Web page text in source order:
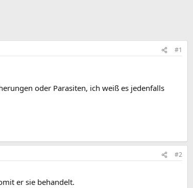
#1
oder Parasiten, ich weiß es jedenfalls
#2
er sie behandelt.